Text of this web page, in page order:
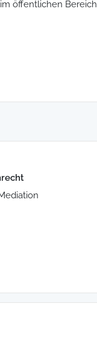
öffentlichen Bereich